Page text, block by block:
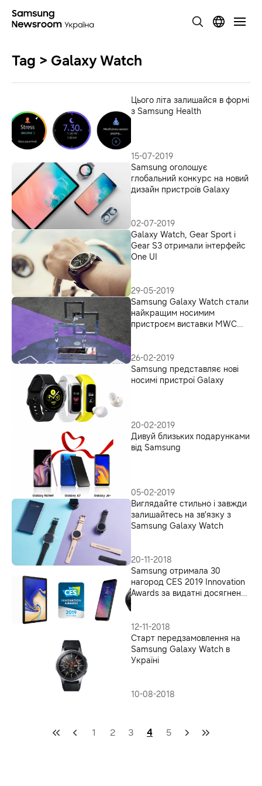
Tag > Galaxy Watch
Цього літа залишайся в формі
з Samsung Health
15-07-2019
Samsung оголошує
глобальний конкурс на новий
дизайн пристроїв Galaxy
02-07-2019
Galaxy Watch, Gear Sport і
Gear S3 отримали інтерфейс
One UI
29-05-2019
Samsung Galaxy Watch стали
найкращим носимим
пристроєм виставки MWC
26-02-2019
Samsung представляє нові
носимі пристрої Galaxy
20-02-2019
Дивуй близьких подарунками
від Samsung
05-02-2019
Виглядайте стильно і завжди
залишайтесь на зв’язку з
Samsung Galaxy Watch
20-11-2018
Samsung отримала 30
нагород CES 2019 Innovation
Awards за видатні досягнення
12-11-2018
Старт передзамовлення на
Samsung Galaxy Watch в
Україні
10-08-2018
1 2 3 4 5